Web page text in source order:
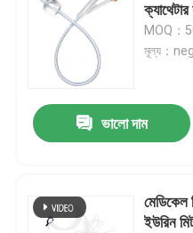
MOQ：
মূল্য：
ভালো দাম
মেডিকেল
ইউরিন